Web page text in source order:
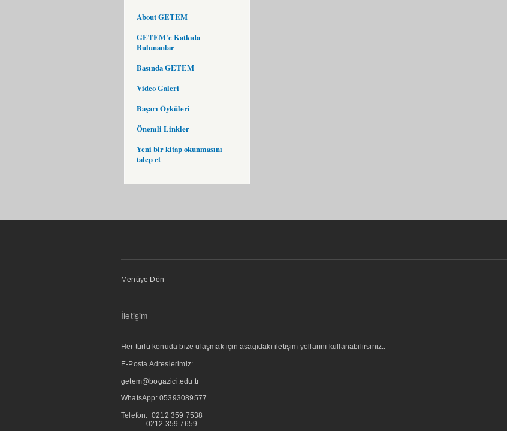
About GETEM
GETEM'e Katkıda
Bulunanlar
Basında GETEM
Video Galeri
Başarı Öyküleri
Önemli Linkler
Yeni bir kitap okunmasını
talep et
Menüye Dön
İletişim
Her türlü konuda bize ulaşmak için asagıdaki iletişim yollarını kullanabilirsiniz..
E-Posta Adreslerimiz:
getem@bogazici.edu.tr
WhatsApp: 05393089577
Telefon: 0212 359 7538
0212 359 7659